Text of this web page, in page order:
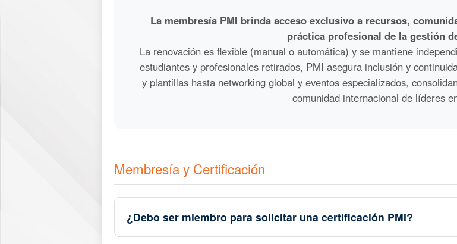
La membresía PMI brinda acceso exclusivo a recursos,
práctica profesional de la gestión
La renovación es flexible (manual o automática) y se mantiene
estudiantes y profesionales retirados, PMI asegura inclusión y
y plantillas hasta networking global y eventos especializados,
comunidad internacional de líderes
Membresía y Certificación
¿Debo ser miembro para solicitar una certificación PMI?